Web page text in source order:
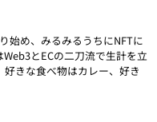
始め、みるみるうちにNFTに
とECの二刀流で生計を立
きな食べ物はカレー、好き